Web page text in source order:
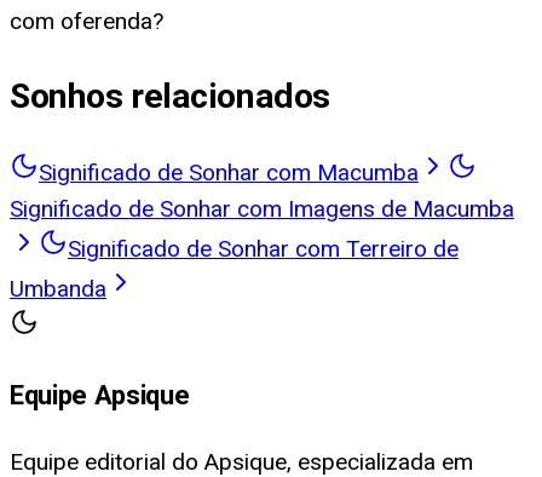
com oferenda?
Sonhos relacionados
Significado de Sonhar com Macumba
Significado de Sonhar com Imagens de Macumba
Significado de Sonhar com Terreiro de
Umbanda
Equipe Apsique
Equipe editorial do Apsique, especializada em